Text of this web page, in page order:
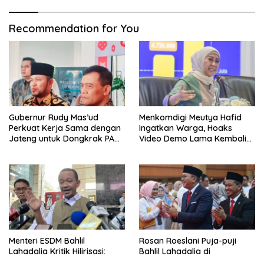
Recommendation for You
Gubernur Rudy Mas’ud
Perkuat Kerja Sama dengan
Jateng untuk Dongkrak PAD
Menkomdigi Meutya Hafid
Ingatkan Warga, Hoaks
Video Demo Lama Kembali
Menteri ESDM Bahlil
Lahadalia Kritik Hilirisasi:
Rosan Roeslani Puja-puji
Bahlil Lahadalia di